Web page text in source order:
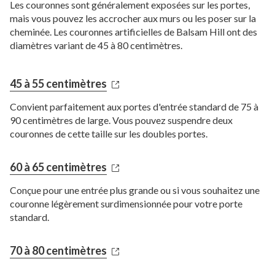
Les couronnes sont généralement exposées sur les portes,
mais vous pouvez les accrocher aux murs ou les poser sur la
cheminée. Les couronnes artificielles de Balsam Hill ont des
diamètres variant de 45 à 80 centimètres.
45 à 55 centimètres
Convient parfaitement aux portes d'entrée standard de 75 à
90 centimètres de large. Vous pouvez suspendre deux
couronnes de cette taille sur les doubles portes.
60 à 65 centimètres
Conçue pour une entrée plus grande ou si vous souhaitez une
couronne légèrement surdimensionnée pour votre porte
standard.
70 à 80 centimètres